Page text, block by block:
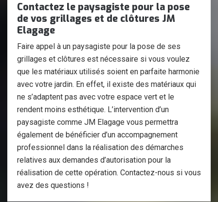
Contactez le paysagiste pour la pose
de vos grillages et de clôtures JM
Elagage
Faire appel à un paysagiste pour la pose de ses
grillages et clôtures est nécessaire si vous voulez
que les matériaux utilisés soient en parfaite harmonie
avec votre jardin. En effet, il existe des matériaux qui
ne s’adaptent pas avec votre espace vert et le
rendent moins esthétique. L’intervention d’un
paysagiste comme JM Elagage vous permettra
également de bénéficier d’un accompagnement
professionnel dans la réalisation des démarches
relatives aux demandes d’autorisation pour la
réalisation de cette opération. Contactez-nous si vous
avez des questions !